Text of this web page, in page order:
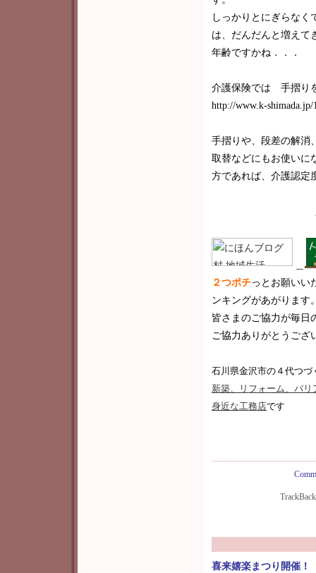
しっかりとにぎらなく
は、だんだんと増えて
年齢ですかね．．．
介護保険では 手摺り
http://www.k-shimada.jp/
手摺りや、段差の解消
取替などにもお使いに
方であれば、介護認定
２つポチっと お願いい
ンキングがあがります
皆さまのご協力が毎日
ご協力ありがとうござ
石川県金沢市の４代つづ
新築、リフォーム、バリ
身近な工務店です
喜来嬉楽まつり開催！